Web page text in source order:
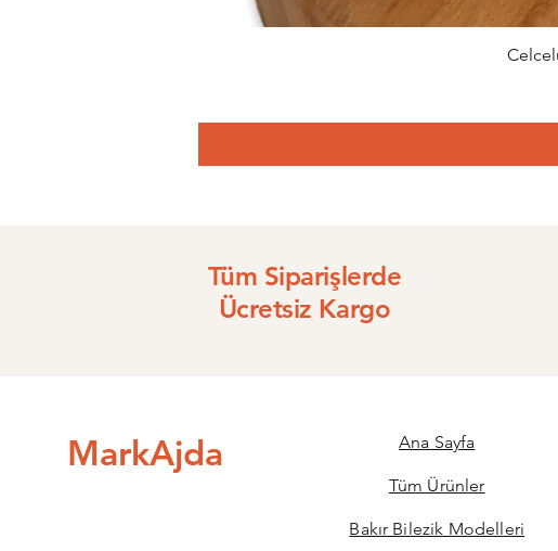
Tüm Siparişlerde
Ücretsiz Kargo
MarkAjda Ana Sayfa
Tüm Ürünler
Bakır Bilezik Modelleri